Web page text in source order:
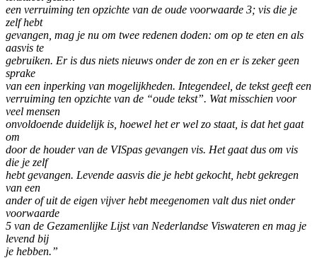
een verruiming ten opzichte van de oude voorwaarde 3; vis die je
zelf hebt
gevangen, mag je nu om twee redenen doden: om op te eten en als
aasvis te
gebruiken. Er is dus niets nieuws onder de zon en er is zeker geen
sprake
van een inperking van mogelijkheden. Integendeel, de tekst geeft een
verruiming ten opzichte van de “oude tekst”. Wat misschien voor
veel mensen
onvoldoende duidelijk is, hoewel het er wel zo staat, is dat het gaat
om
door de houder van de VISpas gevangen vis. Het gaat dus om vis
die je zelf
hebt gevangen. Levende aasvis die je hebt gekocht, hebt gekregen
van een
ander of uit de eigen vijver hebt meegenomen valt dus niet onder
voorwaarde
5 van de Gezamenlijke Lijst van Nederlandse Viswateren en mag je
levend bij
je hebben.”